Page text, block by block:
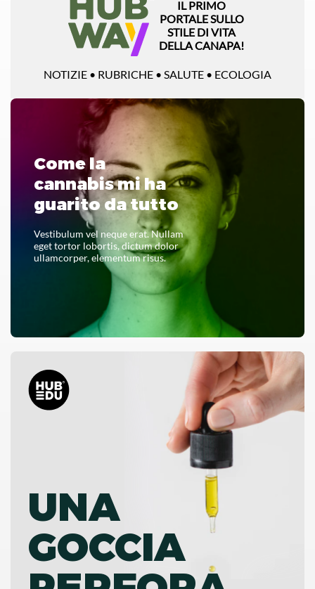
IL PRIMO
PORTALE SULLO
STILE DI VITA
DELLA CANAPA!
NOTIZIE • RUBRICHE • SALUTE • ECOLOGIA
Come la
cannabis mi ha
guarito da tutto
Vestibulum vel neque erat. Nullam
eget tortor lobortis, dictum dolor
ullamcorper, elementum risus.
LEGGI TUTTO
UNA
GOCCIA